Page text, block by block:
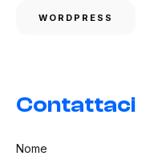
WORDPRESS
Contattaci
Nome